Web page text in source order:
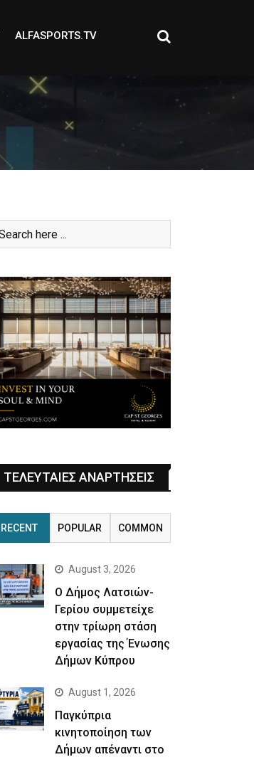
ALFASPORTS.TV
ΤΕΛΕΥΤΑΙΕΣ ΑΝΑΡΤΗΣΕΙΣ
RECENT POPULAR COMMON
August 3, 2026
Ο Δήμος Λατσιών-
Γερίου συμμετείχε
στην τρίωρη στάση
εργασίας της Ένωσης
Δήμων Κύπρου
August 1, 2026
Παγκύπρια
κινητοποίηση των
Δήμων απέναντι στο